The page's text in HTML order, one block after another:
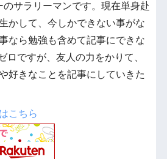
のサラリーマンです。現在単身赴
かして、今しかできない事がな
なら勉強も含めて記事にできな
ロですが、友人の力をかりて、
好きなことを記事にしていきた
こちら